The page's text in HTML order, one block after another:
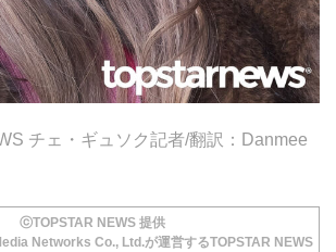
チェ・ギュソク記者/翻訳：Danmee
ⓒTOPSTAR NEWS 提供
Networks Co., Ltd.が運営するTOPSTAR NEWS